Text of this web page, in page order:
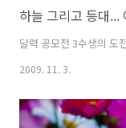
하늘 그리고 등대...
달력 공모전 3수생의 도
2009. 11. 3.